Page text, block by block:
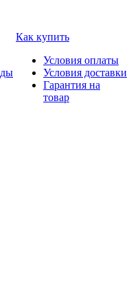
Как купить
Условия оплаты
Условия доставки
Гарантия на
товар